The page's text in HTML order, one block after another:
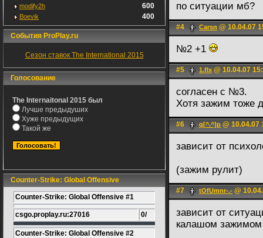
modify2h 600
Boevik 400
События ProPlay.ru
Сезон ставок The International 2015
Голосование
The Internaitonal 2015 был
Лучше предыдуших
Хуже предыдущих
Такой же
Counter-Strike: Global Offensive
Counter-Strike: Global Offensive #1
csgo.proplay.ru:27016 0/
Counter-Strike: Global Offensive #2
по ситуации мб?
#4 Carsn @ 10.04.07
№2 +1
#5 1.flx @ 10.04.07
согласен с №3.
Хотя зажим тоже
#6 q[^.^]p @ 10.04.07
зависит от
(зажим рулит)
#7 tOfUmnr-.- @
зависит от
калашом зажимом